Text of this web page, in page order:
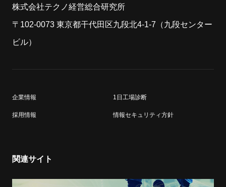
株式会社テクノ経営総合研究所
〒102-0073 東京都干代田区九段北4-1-7（九段センター
ビル）
企業情報 1日工場診断
採用情報 情報セキュリティ方針
関連サイト